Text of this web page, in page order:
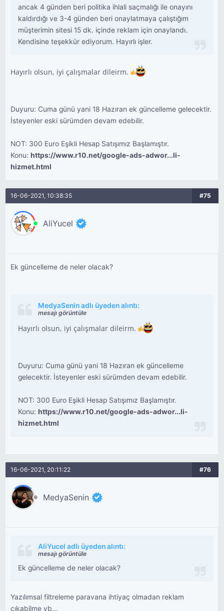
ancak 4 günden beri politika ihlali saçmalığı ile onayını
kaldırdığı ve 3-4 günden beri onaylatmaya çalıştığım
müşterimin sitesi 15 dk. içinde reklam için onaylandı.
Kendisine teşekkür ediyorum. Hayırlı işler.
Hayırlı olsun, iyi çalışmalar dileirm.
Duyuru: Cuma günü yani 18 Hazıran ek güncelleme gelecektir.
İsteyenler eski sürümden devam edebilir.
NOT: 300 Euro Eşikli Hesap Satışımız Başlamıştır.
Konu:https://www.r10.net/google-ads-adwor...li-
hizmet.html
16-06-2021, 10:38:35 #75
AliYucel
Ek güncelleme de neler olacak?
MedyaSenin adlı üyeden alıntı:
mesajı görüntüle
Hayırlı olsun, iyi çalışmalar dileirm.
Duyuru: Cuma günü yani 18 Hazıran ek güncelleme
gelecektir. İsteyenler eski sürümden devam edebilir.
NOT: 300 Euro Eşikli Hesap Satışımız Başlamıştır.
Konu: https://www.r10.net/google-ads-adwor...li-
hizmet.html
16-06-2021, 20:11:22 #76
MedyaSenin
AliYucel adlı üyeden alıntı:
mesajı görüntüle
Ek güncelleme de neler olacak?
Yazılımsal filtreleme paravana ihtiyaç olmadan reklam
çıkabilme vb...